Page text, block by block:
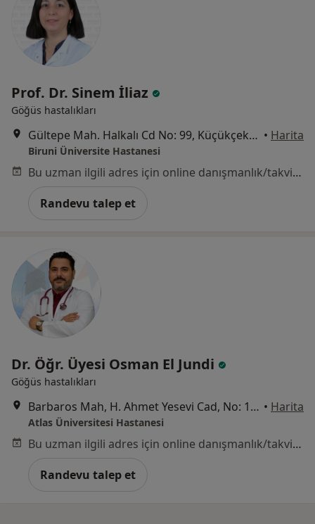
Prof. Dr. Sinem İliaz
Göğüs hastalıkları
Gültepe Mah. Halkalı Cd No: 99, Küçükçekmece • Harita
Biruni Üniversite Hastanesi
Bu uzman ilgili adres için online danışmanlık/takvim sunmuyor.
Randevu talep et
Dr. Öğr. Üyesi Osman El Jundi
Göğüs hastalıkları
Barbaros Mah, H. Ahmet Yesevi Cad, No: 149 Güneşli - Bağcılar / İstanbul, Bağcılar • Harita
Atlas Üniversitesi Hastanesi
Bu uzman ilgili adres için online danışmanlık/takvim sunmuyor.
Randevu talep et